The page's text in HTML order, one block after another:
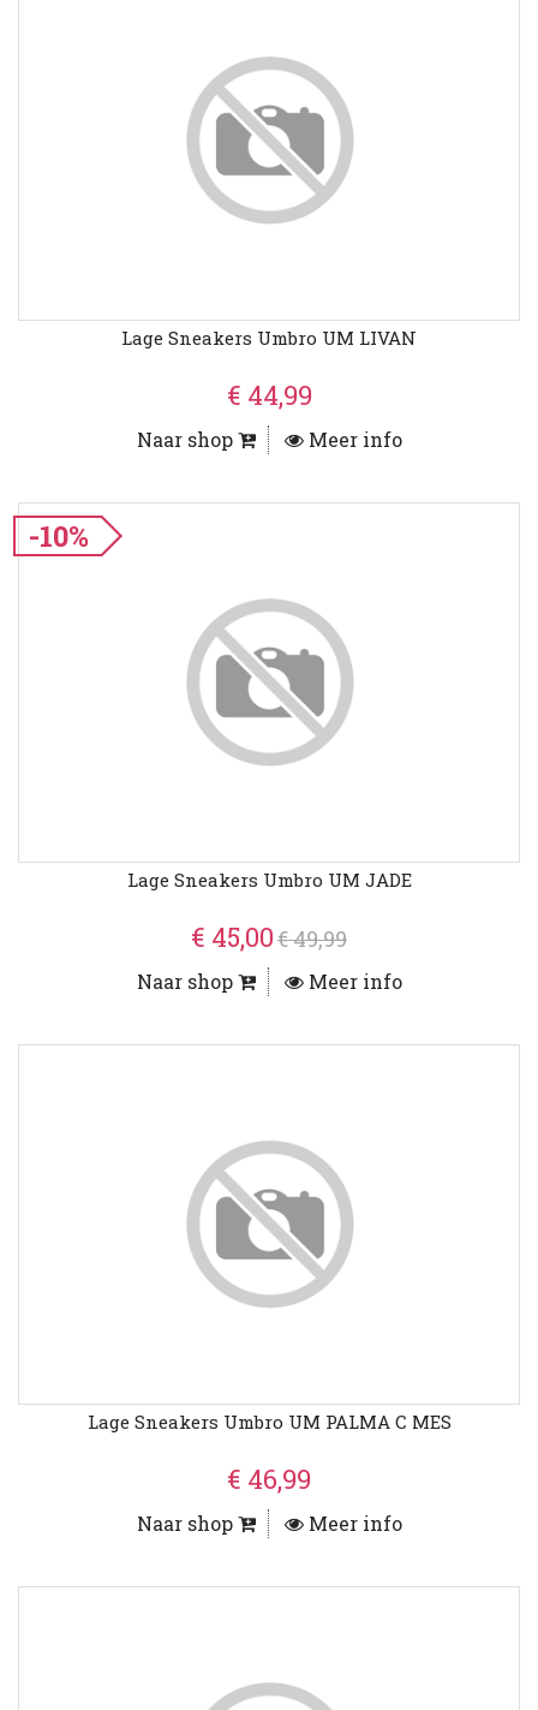
Lage Sneakers Umbro UM LIVAN
€ 44,99
Naar shop Meer info
-10%
Lage Sneakers Umbro UM JADE
€ 45,00€ 49,99
Naar shop Meer info
Lage Sneakers Umbro UM PALMA C MES
€ 46,99
Naar shop Meer info